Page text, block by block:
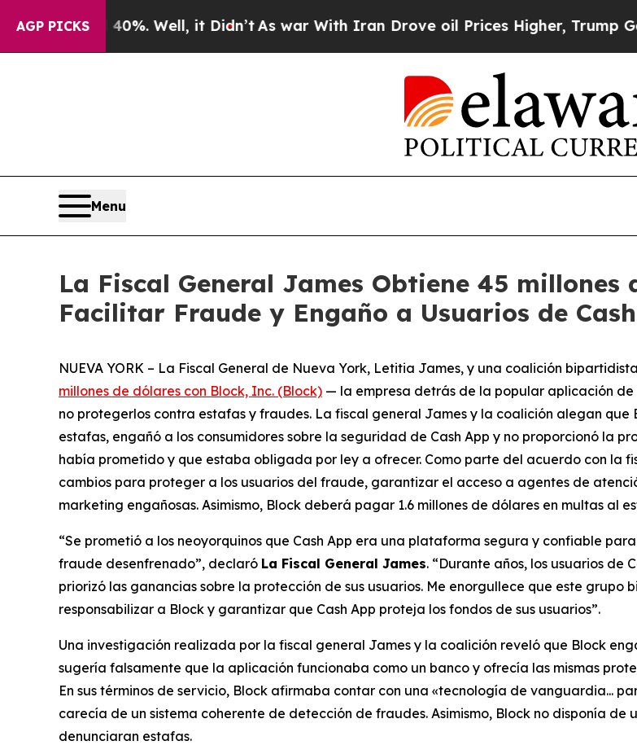
AGP PICKS
40%. Well, it Didn’tAs war With Iran Drove oil Prices Higher, Trump Gave
Menu
La Fiscal General James Obtiene 45 millones
Facilitar Fraude y Engaño a Usuarios de
NUEVA YORK – La Fiscal General de Nueva York, Letitia James, y una coalición
millones de dólares con Block, Inc. (Block) — la empresa detrás de la popular aplicación de
no protegerlos contra estafas y fraudes. La fiscal general James y la coalición alegan
estafas, engañó a los consumidores sobre la seguridad de Cash App y no proporcionó la
había prometido y que estaba obligada por ley a ofrecer. Como parte del acuerdo con la
cambios para proteger a los usuarios del fraude, garantizar el acceso a agentes de
marketing engañosas. Asimismo, Block deberá pagar 1.6 millones de dólares en multas al
“Se prometió a los neoyorquinos que Cash App era una plataforma segura y confiable
fraude desenfrenado”, declaró La Fiscal General James. “Durante años, los usuarios de
priorizó las ganancias sobre la protección de sus usuarios. Me enorgullece que este
responsabilizar a Block y garantizar que Cash App proteja los fondos de sus usuarios”.
Una investigación realizada por la fiscal general James y la coalición reveló que Block
sugería falsamente que la aplicación funcionaba como un banco y ofrecía las mismas
En sus términos de servicio, Block afirmaba contar con una «tecnología de vanguardia...
carecía de un sistema coherente de detección de fraudes. Asimismo, Block no disponía
denunciaran estafas.